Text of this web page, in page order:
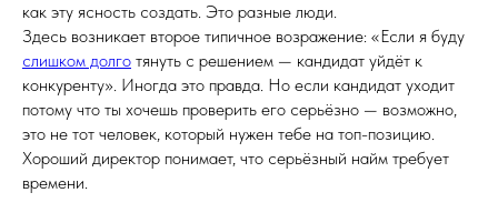
как эту ясность создать. Это разные люди.
Здесь возникает второе типичное возражение: «Если я буду
слишком долго тянуть с решением — кандидат уйдёт к
конкуренту». Иногда это правда. Но если кандидат уходит
потому что ты хочешь проверить его серьёзно — возможно,
это не тот человек, который нужен тебе на топ-позицию.
Хороший директор понимает, что серьёзный найм требует
времени.